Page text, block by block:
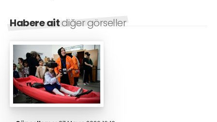
Habere aitdiğer görseller